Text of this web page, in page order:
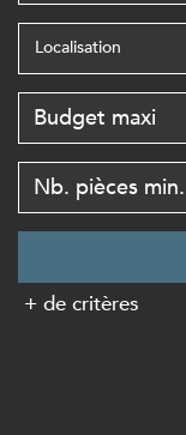
Localisation
+ de critères